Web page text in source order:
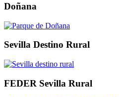
Doñana
Sevilla Destino Rural
FEDER Sevilla Rural